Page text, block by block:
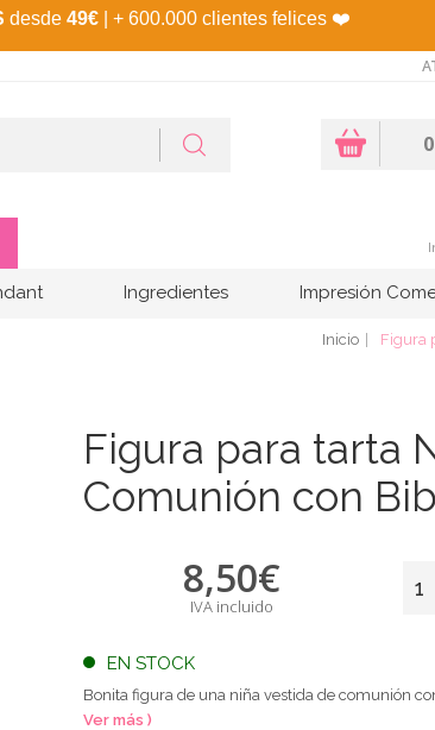
desde 49€ | + 600.000 clientes felices ❤️
0
Ingredientes Impresión
Inicio Figura
Figura para tarta
Comunión con
8,50€
IVA incluido
EN STOCK
Bonita figura de una niña vestida de comunión
Ver más )